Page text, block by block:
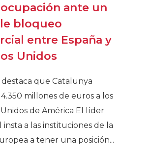
ante un
bloqueo
entre España y
Unidos
que Catalunya
millones de euros a los
Unidos de América El líder
insta a las instituciones de la
a tener una posición...